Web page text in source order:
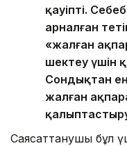
қауіпті.
арналған
«жалған
шектеу үшін
Сондықтан
жалған
Саясаттанушы бұл